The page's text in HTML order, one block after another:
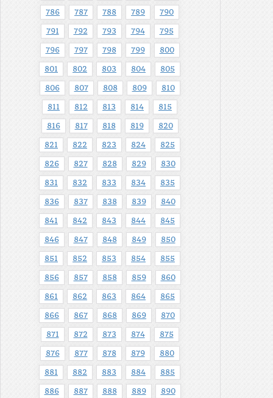
786 787 788 789 790
791 792 793 794 795
796 797 798 799 800
801 802 803 804 805
806 807 808 809 810
811 812 813 814 815
816 817 818 819 820
821 822 823 824 825
826 827 828 829 830
831 832 833 834 835
836 837 838 839 840
841 842 843 844 845
846 847 848 849 850
851 852 853 854 855
856 857 858 859 860
861 862 863 864 865
866 867 868 869 870
871 872 873 874 875
876 877 878 879 880
881 882 883 884 885
886 887 888 889 890